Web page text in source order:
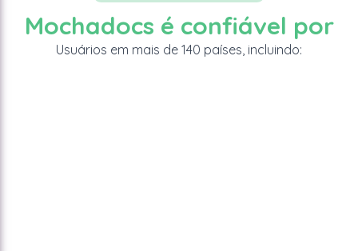
Mochadocs é confiável por
Usuários em mais de 140 países, incluindo: